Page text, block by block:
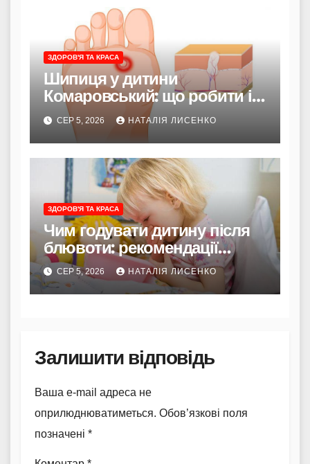
ЗДОРОВ'Я ТА КРАСА
Шипиця у дитини
Комаровський: що робити і
коли турбуватися
СЕР 5, 2026 НАТАЛІЯ ЛИСЕНКО
ЗДОРОВ'Я ТА КРАСА
Чим годувати дитину після
блювоти: рекомендації
Комаровського
СЕР 5, 2026 НАТАЛІЯ ЛИСЕНКО
Залишити відповідь
Ваша e-mail адреса не
оприлюднюватиметься. Обов’язкові поля
позначені *